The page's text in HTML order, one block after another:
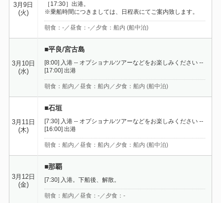
3月9日
(火)
［17:30］出港。
※乗船時間につきましては、日程表にてご案内致します。
朝食：-／昼食：-／夕食：船内 (船中泊)
3月10日
(水)
■平良/宮古島
[8:00] 入港 -- オプショナルツアーなどをお楽しみください --
[17:00] 出港
朝食：船内／昼食：船内／夕食：船内 (船中泊)
3月11日
(木)
■石垣
[7:30] 入港 -- オプショナルツアーなどをお楽しみください --
[16:00] 出港
朝食：船内／昼食：船内／夕食：船内 (船中泊)
3月12日
(金)
■那覇
[7:30] 入港。下船後、解散。
朝食：船内／昼食：-／夕食：-